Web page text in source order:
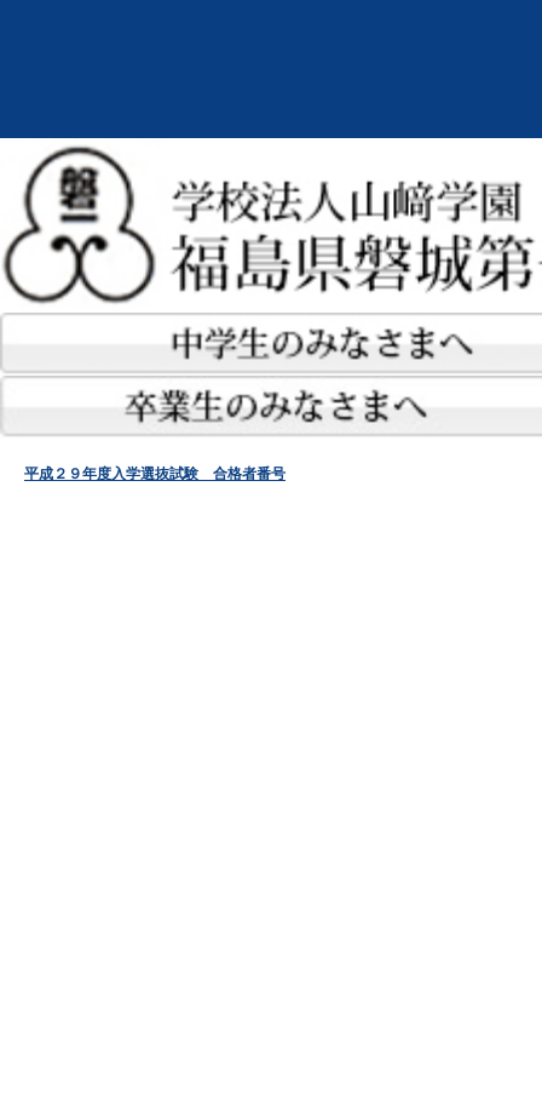
平成２９年度入学選抜試験 合格者番号